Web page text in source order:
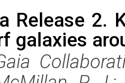
Release 2.
galaxies